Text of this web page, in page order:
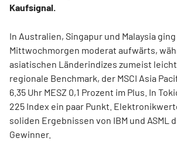
Kaufsignal.
In Australien, Singapur und Malaysia ging
Mittwochmorgen moderat aufwärts,
asiatischen Länderindizes zumeist
regionale Benchmark, der MSCI Asia
6.35 Uhr MESZ 0,1 Prozent im Plus. In
225 Index ein paar Punkt.
soliden Ergebnissen von IBM und ASML
Gewinner.